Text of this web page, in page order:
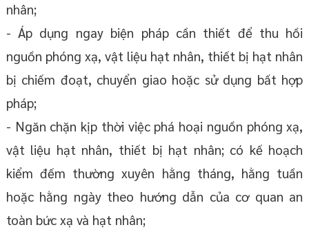
nhân;
- Áp dụng ngay biện pháp cần thiết để thu hồi
nguồn phóng xạ, vật liệu hạt nhân, thiết bị hạt nhân
bị chiếm đoạt, chuyển giao hoặc sử dụng bất hợp
pháp;
- Ngăn chặn kịp thời việc phá hoại nguồn phóng xạ,
vật liệu hạt nhân, thiết bị hạt nhân; có kế hoạch
kiểm đếm thường xuyên hằng tháng, hằng tuần
hoặc hằng ngày theo hướng dẫn của cơ quan an
toàn bức xạ và hạt nhân;